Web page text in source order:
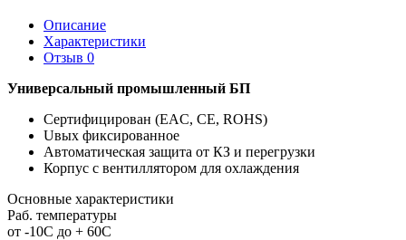
Описание
Характеристики
Отзыв 0
Универсальный промышленный БП
Сертифицирован (EAC, CE, ROHS)
Uвых фиксированное
Автоматическая защита от КЗ и перегрузки
Корпус с вентиллятором для охлаждения
Основные характеристики
Раб. температуры
от -10C до + 60C